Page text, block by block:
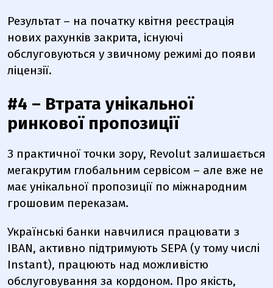
Результат – на початку квітня реєстрація
нових рахунків закрита, існуючі
обслуговуються у звичному режимі до появи
ліцензії.
#4 – Втрата унікальної
ринкової пропозиції
З практичної точки зору, Revolut залишається
мегакрутим глобальним сервісом – але вже не
має унікальної пропозиції по міжнародним
грошовим переказам.
Українські банки навчилися працювати з
IBAN, активно підтримують SEPA (у тому числі
Instant), працюють над можливістю
обслуговування за кордоном. Про якість,